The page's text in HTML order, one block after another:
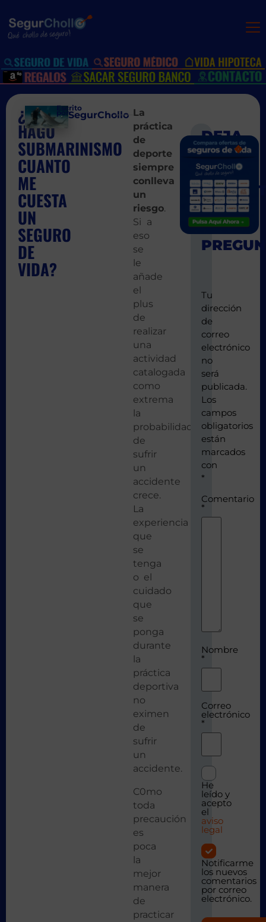
¿SI
HAGO
SUBMARINISMO
CUANTO
ME
CUESTA
UN
SEGURO
DE
VIDA?
Escrito
por:SegurChollo La
práctica
de
deporte
siempre
conlleva
un
riesgo.
Si a
eso
se
le
añade
el
plus
de
realizar
una
actividad
catalogada
como
extrema
la
probabilidad
de
sufrir
un
accidente
crece.
La
experiencia
que
se
tenga
o el
cuidado
que
se
ponga
durante
la
práctica
deportiva
no
eximen
de
sufrir
un
accidente.
C0mo
toda
precaución
es
poca
la
mejor
manera
de
practicar
Tu
dirección
de
correo
electrónico
no
será
publicada.
Los
campos
obligatorios
están
marcados
con
*
Comentario
*
Nombre
*
Correo
electrónico
*
He
leído y
acepto
el
aviso
legal
Notificarme
los nuevos
comentarios
por correo
electrónico.
No
¿Se puede